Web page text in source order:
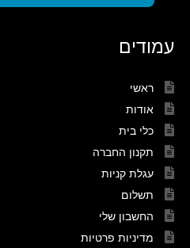
עמודים
ראשי
אודות
כלי בית
תקנון החברה
עגלת קניות
תשלום
החשבון שלי
מדיניות פרטיות